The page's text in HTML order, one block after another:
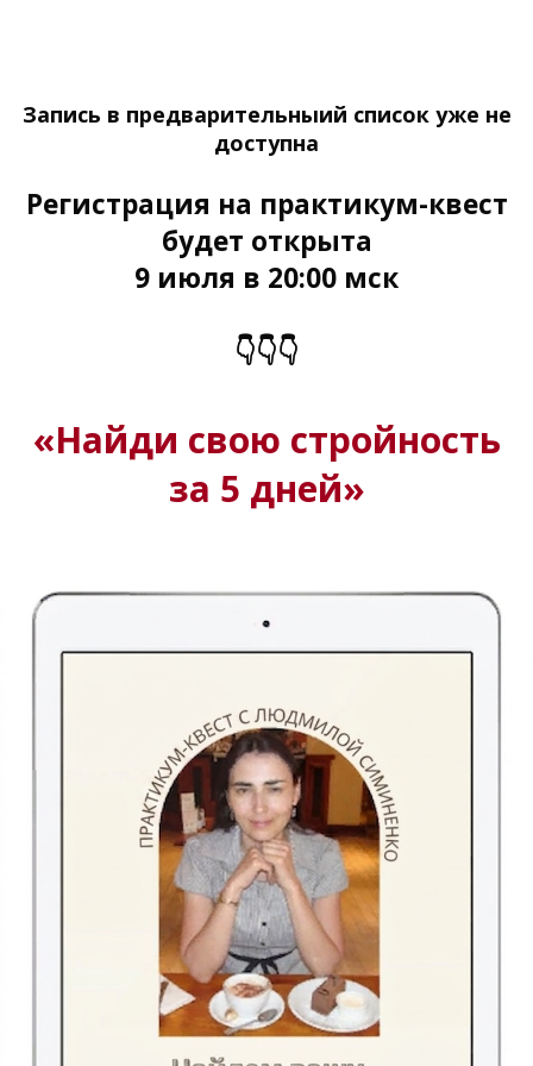
Запись в предварительныий список уже не
доступна
Регистрация на практикум-квест
будет открыта
9 июля в 20:00 мск
👇👇👇
«Найди свою стройность
за 5 дней»